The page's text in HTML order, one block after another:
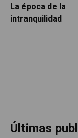
La época de la
intranquilidad
Últimas